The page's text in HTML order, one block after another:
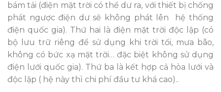
bám tải (điện mặt trời có thể dư ra, với thiết bị chống
phát ngược điện dư sẽ không phát lên hệ thống
điện quốc gia). Thứ hai là điện mặt trời độc lập (có
bộ lưu trữ riêng để sử dụng khi trời tối, mưa bão,
không có bức xạ mặt trời… đặc biệt không sử dụng
điện lưới quốc gia). Thứ ba là kết hợp cả hòa lưới và
độc lập ( hệ này thì chi phí đầu tư khá cao)..